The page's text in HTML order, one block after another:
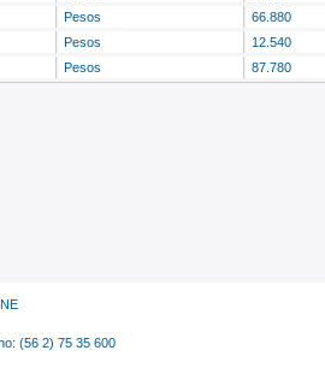
Pesos
66.880
Pesos
12.540
Pesos 87.780
(56 2) 75 35 600